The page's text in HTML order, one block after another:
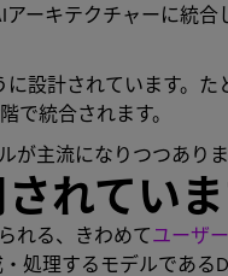
ーキテクチャーに統
設計されています。
で統合されます。
主流になりつつありま
れていま
れる、きわめてユーザ
処理するモデルであ